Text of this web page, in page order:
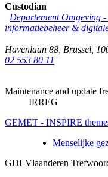
Custodian
Departement Omgeving
informatiebeheer &
Havenlaan 88 Brussel
02 553 80 11
Maintenance and update
IRREG
GEMET - INSPIRE
Menselijke
GDI-Vlaanderen